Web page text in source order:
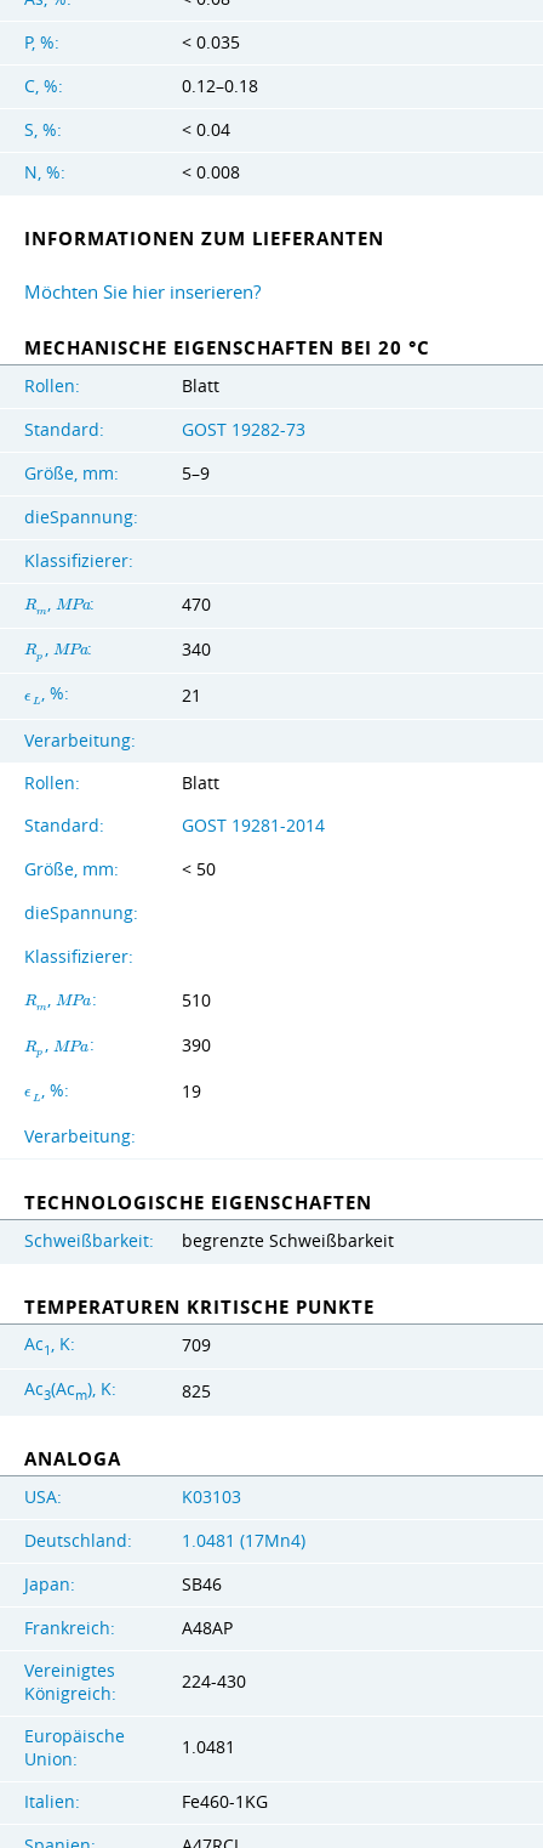
P, %:
< 0.035
C, %:
0.12–0.18
S, %:
< 0.04
N, %:
< 0.008
INFORMATIONEN ZUM LIEFERANTEN
Möchten Sie hier inserieren?
MECHANISCHE EIGENSCHAFTEN BEI 20 °C
Rollen:
Blatt
Standard:
GOST 19282-73
Größe, mm:
5–9
dieSpannung:
Klassifizierer:
Rm , MPa: 470
Rp , MPa: 340
ϵ L, %: 21
Verarbeitung:
Rollen:
Blatt
Standard:
GOST 19281-2014
Größe, mm:
< 50
dieSpannung:
Klassifizierer:
Rm , MPa: 510
Rp , MPa: 390
ϵ L, %: 19
Verarbeitung:
TECHNOLOGISCHE EIGENSCHAFTEN
Schweißbarkeit: begrenzte Schweißbarkeit
TEMPERATUREN KRITISCHE PUNKTE
Ac1 , K: 709
Ac3(Acm), K: 825
ANALOGA
USA:
K03103
Deutschland:
1.0481 (17Mn4)
Japan:
SB46
Frankreich:
A48AP
Vereinigtes
Königreich:
224-430
Europäische
Union:
1.0481
Italien:
Fe460-1KG